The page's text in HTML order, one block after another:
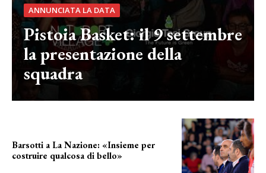
ANNUNCIATA LA DATA
Pistoia Basket: il 9 settembre
la presentazione della
squadra
Barsotti a La Nazione: «Insieme per
costruire qualcosa di bello»